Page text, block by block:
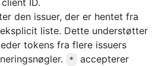
ID.
den issuer, der er hentet fra
liste. Dette understøtter
tokens fra flere issuers
*
accepterer